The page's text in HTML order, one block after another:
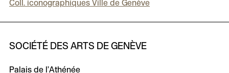
Coll. iconographiques Ville de Genève
SOCIÉTÉ DES ARTS DE GENÈVE
Palais de l’Athénée